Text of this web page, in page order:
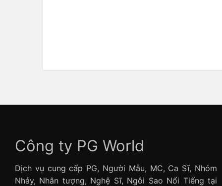
Công ty PG World
Dịch vụ cung cấp PG, Người Mẫu, MC, Ca Sĩ, Nhóm
Nhảy, Nhân tượng, Nghệ Sĩ, Ngôi Sao Nổi Tiếng tại